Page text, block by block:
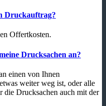
Druckauftrag?
Offertkosten.
Drucksachen an?
einen von Ihnen
weiter weg ist, oder alle
Drucksachen auch mit der